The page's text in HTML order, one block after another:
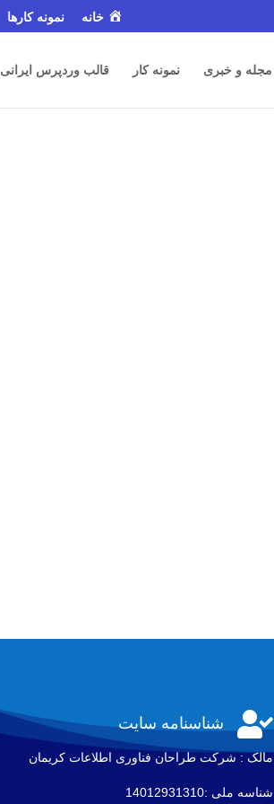
خانه نمونه کارها
مجله و خبری نمونه کار قالب وردپرس ایرانی
 شناسنامه سایت
مالک : شرکت طراحان فناوری اطلاعات كريمان
شناسه ملی :14012931310